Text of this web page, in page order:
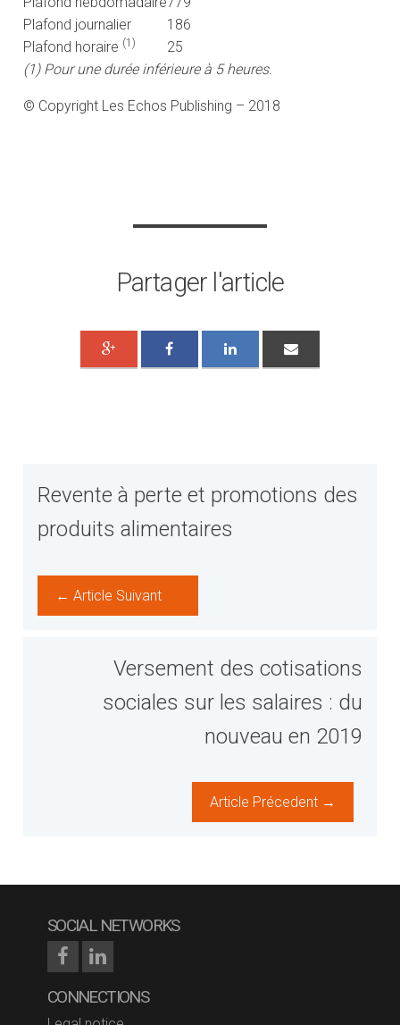
Plafond journalier
186
Plafond horaire (1)
25
(1) Pour une durée inférieure à 5 heures.
© Copyright Les Echos Publishing – 2018
Partager l'article
Revente à perte et promotions des
produits alimentaires
← Article Suivant
Versement des cotisations
sociales sur les salaires : du
nouveau en 2019
Article Précedent →
SOCIAL NETWORKS
CONNECTIONS